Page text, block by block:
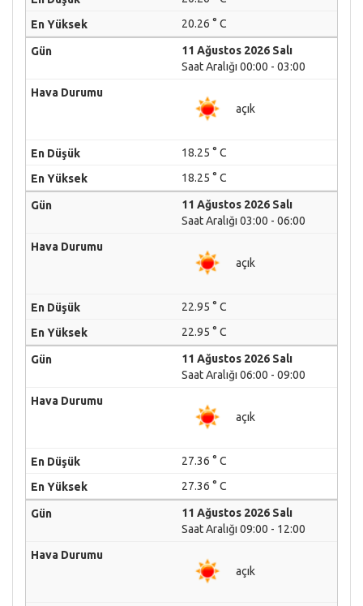
20.26 ° C
11 Ağustos 2026 Salı
Saat Aralığı 00:00 - 03:00
açık
18.25 ° C
18.25 ° C
11 Ağustos 2026 Salı
Saat Aralığı 03:00 - 06:00
açık
22.95 ° C
22.95 ° C
11 Ağustos 2026 Salı
Saat Aralığı 06:00 - 09:00
açık
27.36 ° C
27.36 ° C
11 Ağustos 2026 Salı
Saat Aralığı 09:00 - 12:00
açık